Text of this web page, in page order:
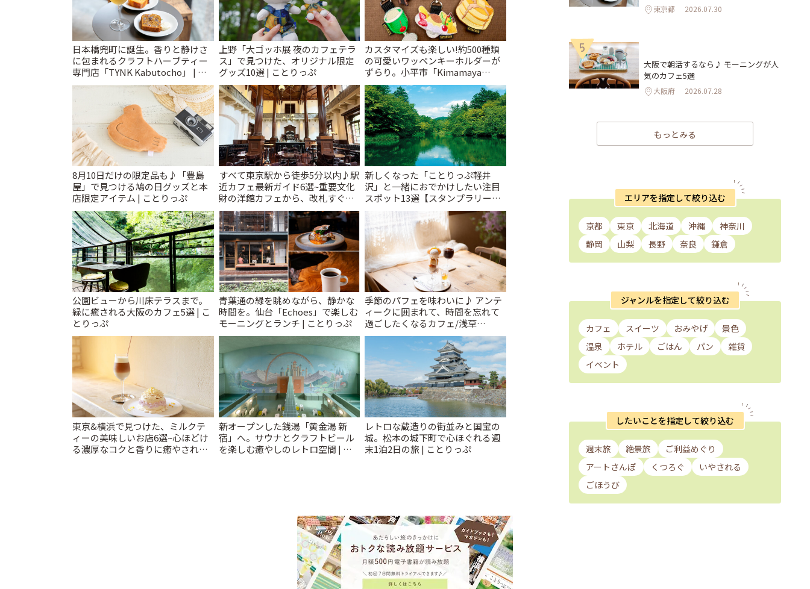
日本橋兜町に誕生。香りと静けさ
に包まれるクラフトハーブティー
専門店「TYNK Kabutocho」 | こ
とりっぷ
上野「大ゴッホ展 夜のカフェテラ
ス」で見つけた、オリジナル限定
グッズ10選 | ことりっぷ
カスタマイズも楽しい!約500種類
の可愛いワッペンキーホルダーが
ずらり。小平市「Kimamaya
T&K」 | ことりっぷ
8月10日だけの限定品も♪「豊島
屋」で見つける鳩の日グッズと本
店限定アイテム | ことりっぷ
すべて東京駅から徒歩5分以内♪駅
近カフェ最新ガイド6選~重要文化
財の洋館カフェから、改札すぐの
レトロ喫茶まで~ | ことりっぷ
新しくなった「ことりっぷ軽井
沢」と一緒におでかけしたい注目
スポット13選【スタンプラリー開
催中】 | ことりっぷ
公園ビューから川床テラスまで。
緑に癒される大阪のカフェ5選 | こ
とりっぷ
青葉通の緑を眺めながら、静かな
時間を。仙台「Echoes」で楽しむ
モーニングとランチ | ことりっぷ
季節のパフェを味わいに♪ アンテ
ィークに囲まれて、時間を忘れて
過ごしたくなるカフェ/浅草
「annorum cafe」 | ことりっぷ
東京&横浜で見つけた、ミルクテ
ィーの美味しいお店6選~心ほどけ
る濃厚なコクと香りに癒やされる
新オープンした銭湯「黄金湯 新
宿」へ。サウナとクラフトビール
を楽しむ癒やしのレトロ空間 | こ
レトロな蔵造りの街並みと国宝の
城。松本の城下町で心ほぐれる週
末1泊2日の旅 | ことりっぷ
東京都 2026.07.30
5
大阪で朝活するなら♪ モーニングが人
気のカフェ5選
大阪府 2026.07.28
もっとみる
エリアを指定して絞り込む
京都 東京 北海道 沖縄
神奈川
静岡
山梨 長野 奈良 鎌倉
ジャンルを指定して絞り込む
カフェ スイーツ おみやげ
景色
温泉
ホテル ごはん パン
雑貨
イベント
したいことを指定して絞り込む
週末旅 絶景旅
ご利益めぐり
アートさんぽ
くつろぐ
いやされる
ごほうび